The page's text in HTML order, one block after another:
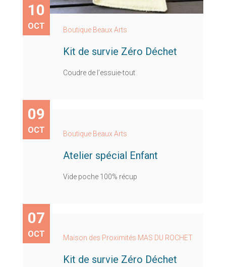
10
OCT Boutique Beaux Arts
Kit de survie Zéro Déchet
Coudre de l’essuie-tout
09
OCT Boutique Beaux Arts
Atelier spécial Enfant
Vide poche 100% récup
07
OCT Maison des Proximités MAS DU ROCHET
Kit de survie Zéro Déchet